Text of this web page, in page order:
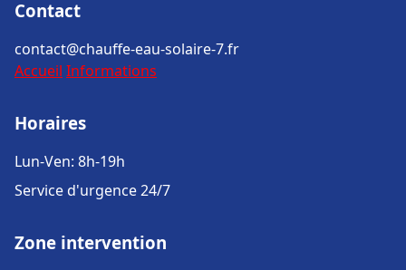
Contact
contact@chauffe-eau-solaire-7.fr
Accueil Informations
Horaires
Lun-Ven: 8h-19h
Service d'urgence 24/7
Zone intervention